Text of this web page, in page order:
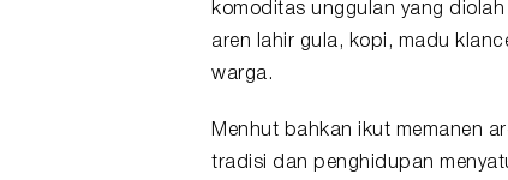
komoditas unggulan yang
aren lahir gula, kopi, madu
warga.
Menhut bahkan ikut memanen
tradisi dan penghidupan